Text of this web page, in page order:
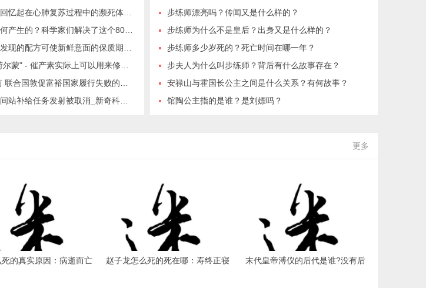
复苏过程中的濒死体验_新奇科技 - 夜异区世界之最
们解决了这个80年的物理学之谜_新奇科技 - 夜异区世界之最
新鲜意面的保质期延长30天_新奇科技 - 夜异区世界之最
实际上可以用来修复心脏_新奇科技 - 夜异区世界之最
裕国家履行失败的气候承诺_新奇科技 - 夜异区世界之最
任务发射被取消_新奇科技 - 夜异区世界之最
步练师漂亮吗？传闻又是什么样的？
步练师为什么不是皇后？出身又是什么样的？
步练师多少岁死的？死亡时间在哪一年？
步夫人为什么叫步练师？背后有什么故事存在？
安禄山与霍国长公主之间是什么关系？有何故事？
馆陶公主指的是谁？是刘嫖吗？
更多
的真实原因：病逝而亡
赵子龙怎么死的死在哪：寿终正寝
末代皇帝溥仪的后代是谁?没有后